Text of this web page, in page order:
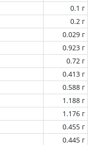
0.1 г
0.2 г
0.029 г
0.923 г
0.72 г
0.413 г
0.588 г
1.188 г
1.176 г
0.455 г
0.445 г